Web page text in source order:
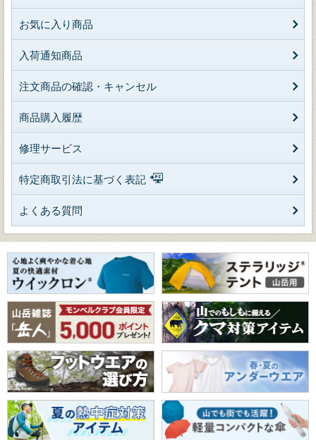
お気に入り商品
入荷通知商品
注文商品の確認・キャンセル
商品購入履歴
修理サービス
特定商取引法に基づく表記
よくある質問